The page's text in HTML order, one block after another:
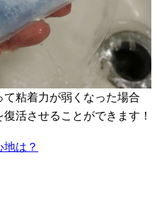
粘着力が弱くなった場合
活させることができます！
地は？